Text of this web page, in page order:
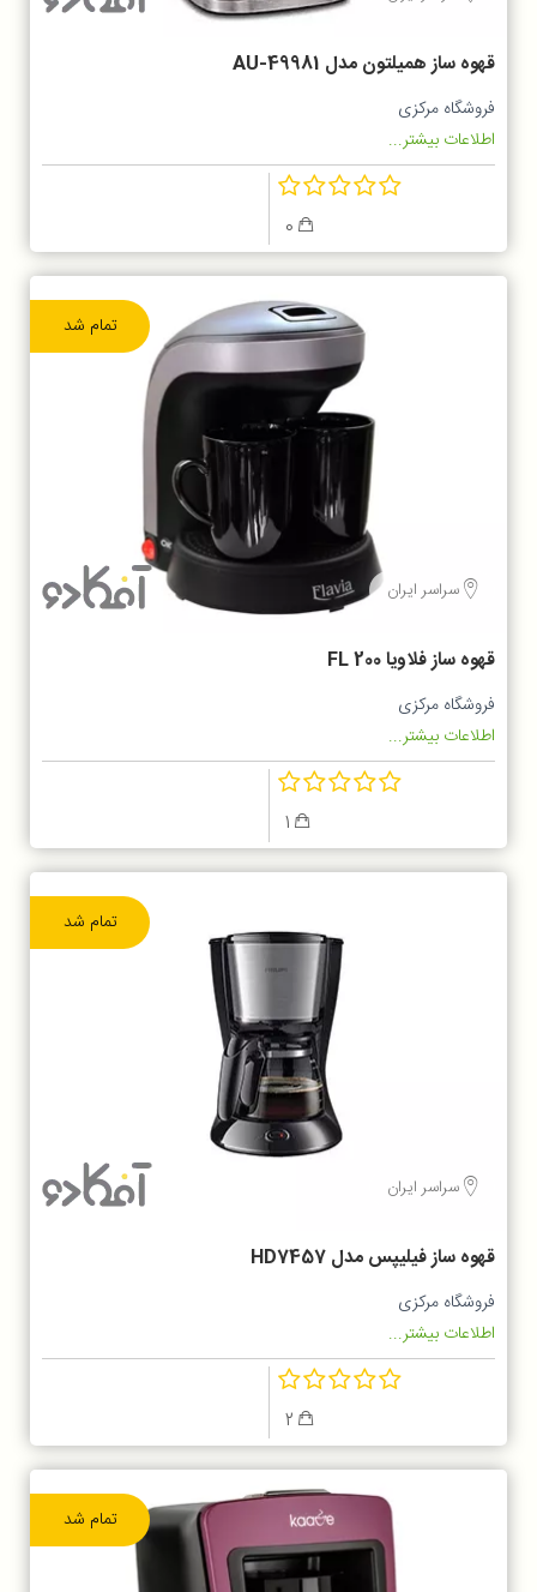
قهوه ساز همیلتون مدل AU-49981
فروشگاه مرکزی
اطلاعات بیشتر...
0
تمام شد
سراسر ایران
قهوه ساز فلاویا FL 200
فروشگاه مرکزی
اطلاعات بیشتر...
1
تمام شد
سراسر ایران
قهوه ساز فیلیپس مدل HD7457
فروشگاه مرکزی
اطلاعات بیشتر...
2
تمام شد